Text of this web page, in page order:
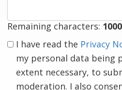
Remaining characters: 1000
I have read the Privacy
my personal data being
extent necessary, to
moderation. I also